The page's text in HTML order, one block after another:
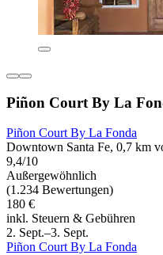
Piñon Court By La
Piñon Court By La Fonda
Downtown Santa Fe, 0,7 km
9,4/10
Außergewöhnlich
(1.234 Bewertungen)
180 €
inkl. Steuern & Gebühren
2. Sept.–3. Sept.
Piñon Court By La Fonda